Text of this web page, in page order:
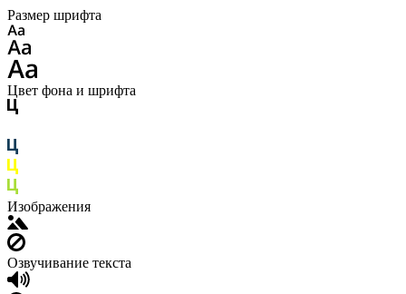
Размер шрифта
Цвет фона и шрифта
Изображения
Озвучивание текста